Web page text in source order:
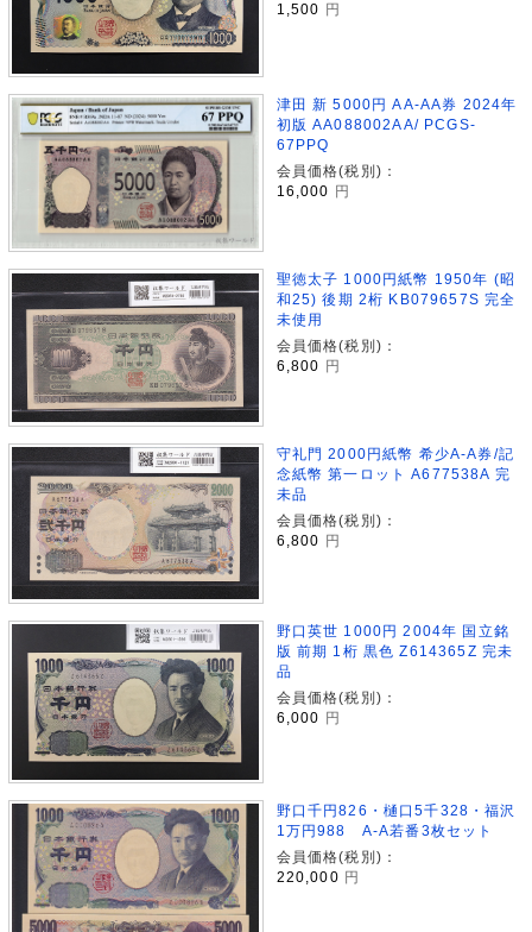
1,500
円
津田 新 5000円 AA-AA券 2024年
初版 AA088002AA/ PCGS-
67PPQ
会員価格(税別)：
16,000
円
聖徳太子 1000円紙幣 1950年 (昭
和25) 後期 2桁 KB079657S 完全
未使用
会員価格(税別)：
6,800
円
守礼門 2000円紙幣 希少A-A券/記
念紙幣 第一ロット A677538A 完
未品
会員価格(税別)：
6,800 円
野口英世 1000円 2004年 国立銘
版 前期 1桁 黒色 Z614365Z 完未
品
会員価格(税別)：
6,000 円
野口千円826・樋口5千328・福沢
1万円988 A-A若番3枚セット
会員価格(税別)：
220,000 円